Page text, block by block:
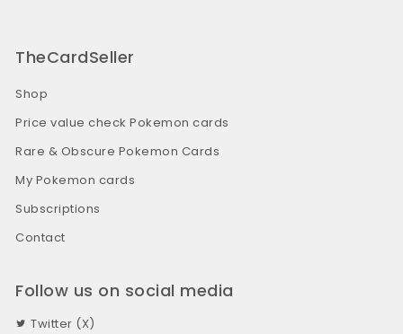
TheCardSeller
Shop
Price value check Pokemon cards
Rare & Obscure Pokemon Cards
My Pokemon cards
Subscriptions
Contact
Follow us on social media
Twitter (X)